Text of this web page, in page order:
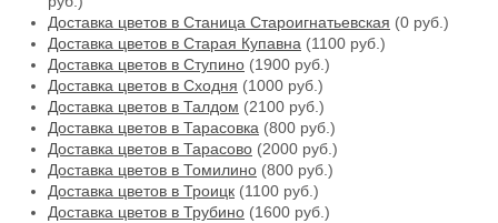
Доставка цветов в Станица Староигнатьевская (0 руб.)
Доставка цветов в Старая Купавна (1100 руб.)
Доставка цветов в Ступино (1900 руб.)
Доставка цветов в Сходня (1000 руб.)
Доставка цветов в Талдом (2100 руб.)
Доставка цветов в Тарасовка (800 руб.)
Доставка цветов в Тарасово (2000 руб.)
Доставка цветов в Томилино (800 руб.)
Доставка цветов в Троицк (1100 руб.)
Доставка цветов в Трубино (1600 руб.)